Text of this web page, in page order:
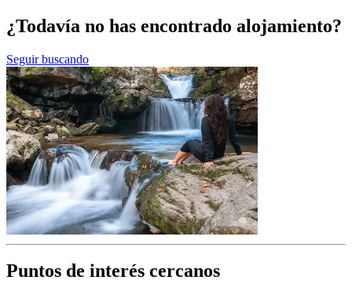
¿Todavía no has encontrado alojamiento?
Seguir buscando
Puntos de interés cercanos